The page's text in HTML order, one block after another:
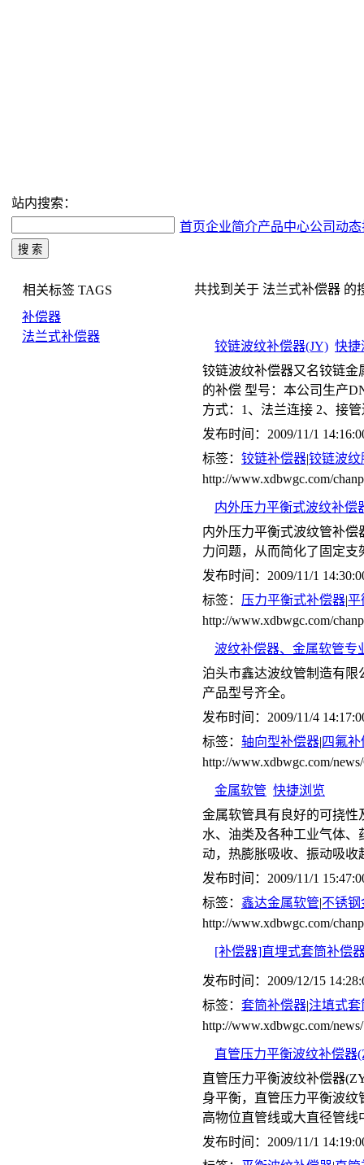
站内搜索：
首页企业简介产品中心公司动态
相关标签 TAGS
补偿器
法兰式补偿器
共找到关于 法兰式补偿器 的
铰链波纹补偿器(JY) 快捷
铰链波纹补偿器又名铰链
的补偿 型号：本公司生产
方式：1、法兰连接 2、接
发布时间：2009/11/1
标签： 铰链补偿器|铰链波纹
http://www.xdbwgc.com/
内外压力平衡式波纹补偿
内外压力平衡式波纹管补
力问题，从而简化了固定
发布时间：2009/11/1
标签： 压力平衡式补偿器|平
http://www.xdbwgc.com/
波纹补偿器、金属软管专
泊头市鑫达波纹管制造有
产品型号齐全。
发布时间：2009/11/4
标签： 轴向型补偿器|四氟补
http://www.xdbwgc.com/
金属软管 快捷浏览
金属软管具有良好的可挠
水、油类及各种工业气体
动，热膨胀吸收、振动吸收
发布时间：2009/11/1
标签： 鑫达金属软管|不锈
http://www.xdbwgc.com/
[补偿器]直埋式套筒补偿
发布时间：2009/12/15
标签： 套筒补偿器|注填式套
http://www.xdbwgc.com/
直管压力平衡波纹补偿器
直管压力平衡波纹补偿器
身平衡，直管压力平衡波
高物位直管线或大直径管线
发布时间：2009/11/1